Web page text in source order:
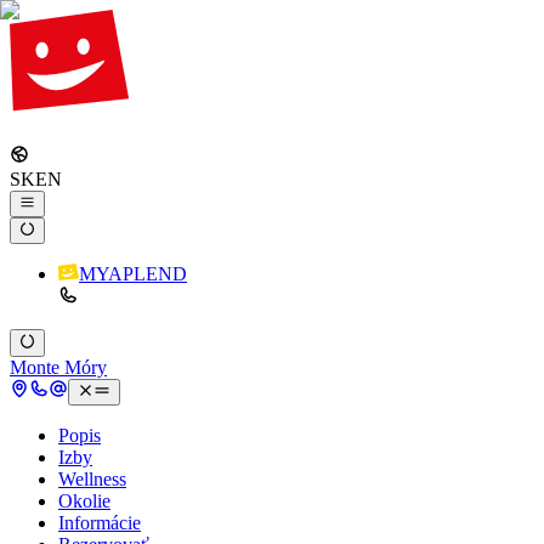
SKEN
MYAPLEND
Monte Móry
Popis
Izby
Wellness
Okolie
Informácie